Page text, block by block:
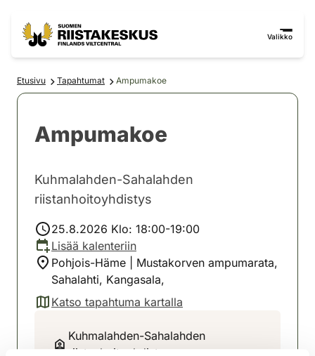
Valikko
Etusivu Tapahtumat Ampumakoe
Ampumakoe
Kuhmalahden-Sahalahden
riistanhoitoyhdistys
25.8.2026 Klo: 18:00-19:00
Lisää kalenteriin
Pohjois-Häme | Mustakorven ampumarata,
Sahalahti, Kangasala,
Katso tapahtuma kartalla
(avautuu uuteen välilehteen)
Kuhmalahden-Sahalahden
riistanhoitoyhdistys